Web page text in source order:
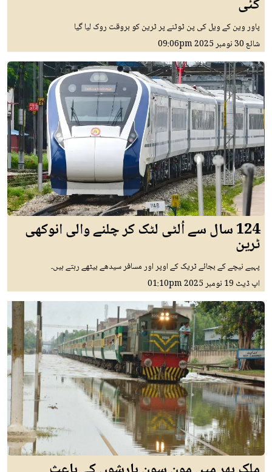
پاور وین کے ویل کی پن ٹوٹنے پر ٹرین کو بروقت روک لیا گیا
شائع30 نومبر 2025 09:06pm
124 سال سے اُلٹی لٹک کر چلنے والی انوکھی
ٹرین
پہیے نیچے کے بجائے ٹریک کے اوپر اور مسافر سیدھے بیٹھے رہتے ہیں۔
اپ ڈیٹ 19 نومبر 2025 01:10pm